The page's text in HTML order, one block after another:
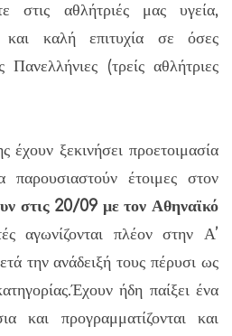
στις αθλήτριές μας υγεία,
και καλή επιτυχία σε όσες
Πανελλήνιες (τρείς αθλήτριες
έχουν ξεκινήσει προετοιμασία
έτοιμες στον
στις 20/09 με τον Αθηναϊκό
αγωνίζονται πλέον στην Α’
την ανάδειξή τους πέρυσι ως
ήδη παίξει ένα
και προγραμματίζονται και